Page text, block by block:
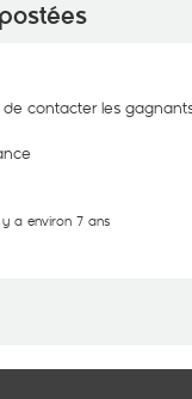
contacter les
y a environ 7 ans